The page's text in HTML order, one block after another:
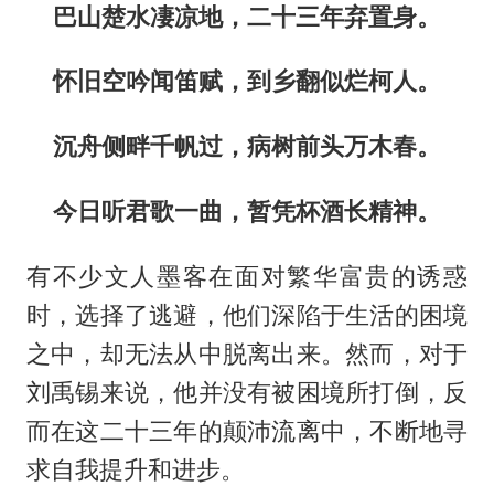
巴山楚水凄凉地，二十三年弃置身。
怀旧空吟闻笛赋，到乡翻似烂柯人。
沉舟侧畔千帆过，病树前头万木春。
今日听君歌一曲，暂凭杯酒长精神。
有不少文人墨客在面对繁华富贵的诱惑
时，选择了逃避，他们深陷于生活的困境
之中，却无法从中脱离出来。然而，对于
刘禹锡来说，他并没有被困境所打倒，反
而在这二十三年的颠沛流离中，不断地寻
求自我提升和进步。